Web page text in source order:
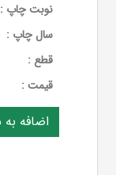
نوبت چاپ :
سال چاپ :
قطع :
قيمت :